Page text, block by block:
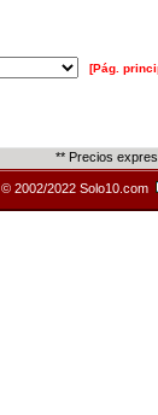
[Pág.
** Precios
© 2002/2022 Solo10.com